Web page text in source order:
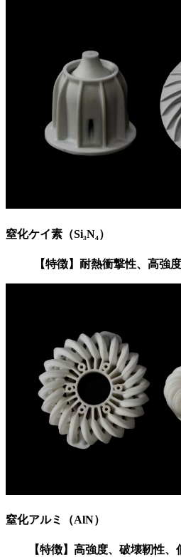
窒化ケイ素（Si₃N₄）
【特徴】耐熱衝撃性、高強
窒化アルミ（AlN）
【特徴】高強度、破壊靭性